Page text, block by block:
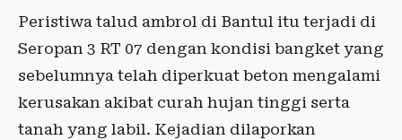
Peristiwa talud ambrol di Bantul itu terjadi di
Seropan 3 RT 07 dengan kondisi bangket yang
sebelumnya telah diperkuat beton mengalami
kerusakan akibat curah hujan tinggi serta
tanah yang labil. Kejadian dilaporkan